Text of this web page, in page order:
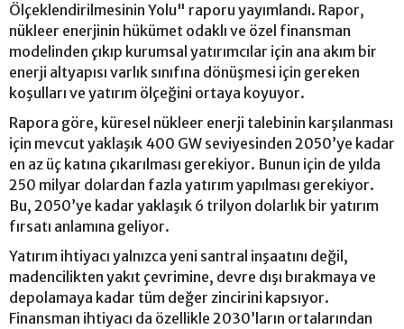
Ölçeklendirilmesinin Yolu" raporu yayımlandı. Rapor,
nükleer enerjinin hükümet odaklı ve özel finansman
modelinden çıkıp kurumsal yatırımcılar için ana akım bir
enerji altyapısı varlık sınıfına dönüşmesi için gereken
koşulları ve yatırım ölçeğini ortaya koyuyor.
Rapora göre, küresel nükleer enerji talebinin karşılanması
için mevcut yaklaşık 400 GW seviyesinden 2050’ye kadar
en az üç katına çıkarılması gerekiyor. Bunun için de yılda
250 milyar dolardan fazla yatırım yapılması gerekiyor.
Bu, 2050’ye kadar yaklaşık 6 trilyon dolarlık bir yatırım
fırsatı anlamına geliyor.
Yatırım ihtiyacı yalnızca yeni santral inşaatını değil,
madencilikten yakıt çevrimine, devre dışı bırakmaya ve
depolamaya kadar tüm değer zincirini kapsıyor.
Finansman ihtiyacı da özellikle 2030’ların ortalarından